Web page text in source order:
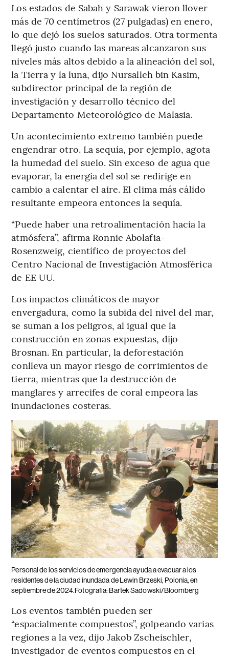
Los estados de Sabah y Sarawak vieron llover
más de 70 centímetros (27 pulgadas) en enero,
lo que dejó los suelos saturados. Otra tormenta
llegó justo cuando las mareas alcanzaron sus
niveles más altos debido a la alineación del sol,
la Tierra y la luna, dijo Nursalleh bin Kasim,
subdirector principal de la región de
investigación y desarrollo técnico del
Departamento Meteorológico de Malasia.
Un acontecimiento extremo también puede
engendrar otro. La sequía, por ejemplo, agota
la humedad del suelo. Sin exceso de agua que
evaporar, la energía del sol se redirige en
cambio a calentar el aire. El clima más cálido
resultante empeora entonces la sequía.
“Puede haber una retroalimentación hacia la
atmósfera”, afirma Ronnie Abolafia-
Rosenzweig, científico de proyectos del
Centro Nacional de Investigación Atmosférica
de EE UU.
Los impactos climáticos de mayor
envergadura, como la subida del nivel del mar,
se suman a los peligros, al igual que la
construcción en zonas expuestas, dijo
Brosnan. En particular, la deforestación
conlleva un mayor riesgo de corrimientos de
tierra, mientras que la destrucción de
manglares y arrecifes de coral empeora las
inundaciones costeras.
Personal de los servicios de emergencia ayuda a evacuar a los
residentes de la ciudad inundada de Lewin Brzeski, Polonia, en
septiembre de 2024.Fotografia: Bartek Sadowski/Bloomberg
Los eventos también pueden ser
“espacialmente compuestos”, golpeando varias
regiones a la vez, dijo Jakob Zscheischler,
investigador de eventos compuestos en el